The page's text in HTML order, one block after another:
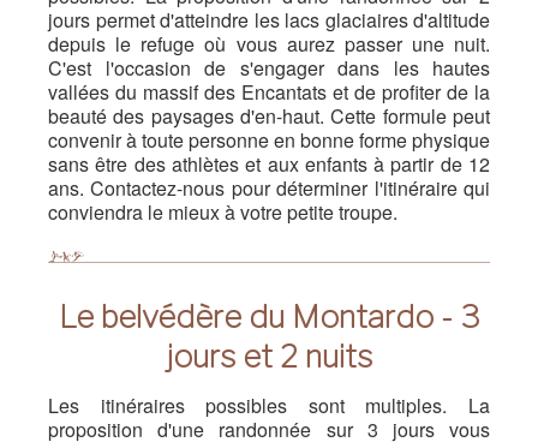
jours permet d'atteindre les lacs glaciaires d'altitude
depuis le refuge où vous aurez passer une nuit.
C'est l'occasion de s'engager dans les hautes
vallées du massif des Encantats et de profiter de la
beauté des paysages d'en-haut. Cette formule peut
convenir à toute personne en bonne forme physique
sans être des athlètes et aux enfants à partir de 12
ans. Contactez-nous pour déterminer l'itinéraire qui
conviendra le mieux à votre petite troupe.
Le belvédère du Montardo - 3
jours et 2 nuits
Les itinéraires possibles sont multiples. La
proposition d'une randonnée sur 3 jours vous